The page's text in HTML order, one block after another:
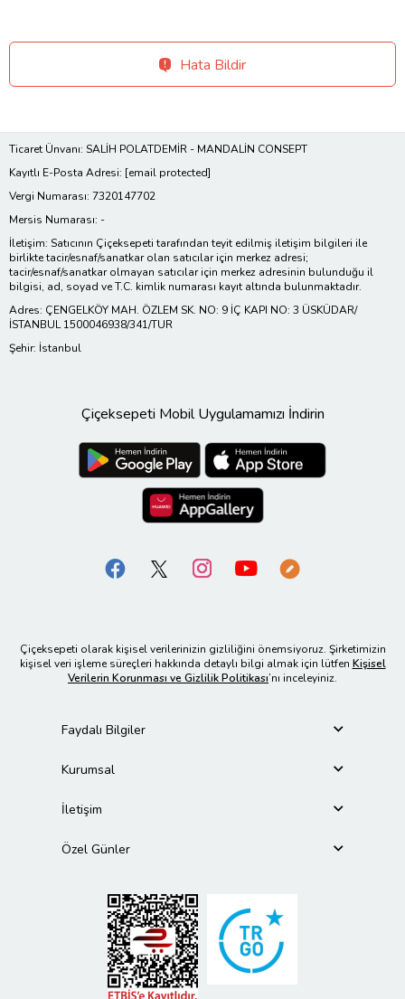
Hata Bildir
Ticaret Ünvanı: SALİH POLATDEMİR - MANDALİN CONSEPT
Kayıtlı E-Posta Adresi: [email protected]
Vergi Numarası: 7320147702
Mersis Numarası: -
İletişim: Satıcının Çiçeksepeti tarafından teyit edilmiş iletişim bilgileri ile
birlikte tacir/esnaf/sanatkar olan satıcılar için merkez adresi;
tacir/esnaf/sanatkar olmayan satıcılar için merkez adresinin bulunduğu il
bilgisi, ad, soyad ve T.C. kimlik numarası kayıt altında bulunmaktadır.
Adres: ÇENGELKÖY MAH. ÖZLEM SK. NO: 9 İÇ KAPI NO: 3 ÜSKÜDAR/
İSTANBUL 1500046938/341/TUR
Şehir: İstanbul
Çiçeksepeti Mobil Uygulamamızı İndirin
Çiçeksepeti olarak kişisel verilerinizin gizliliğini önemsiyoruz. Şirketimizin
kişisel veri işleme süreçleri hakkında detaylı bilgi almak için lütfen Kişisel
Verilerin Korunması ve Gizlilik Politikası’nı inceleyiniz.
Faydalı Bilgiler
Kurumsal
İletişim
Özel Günler